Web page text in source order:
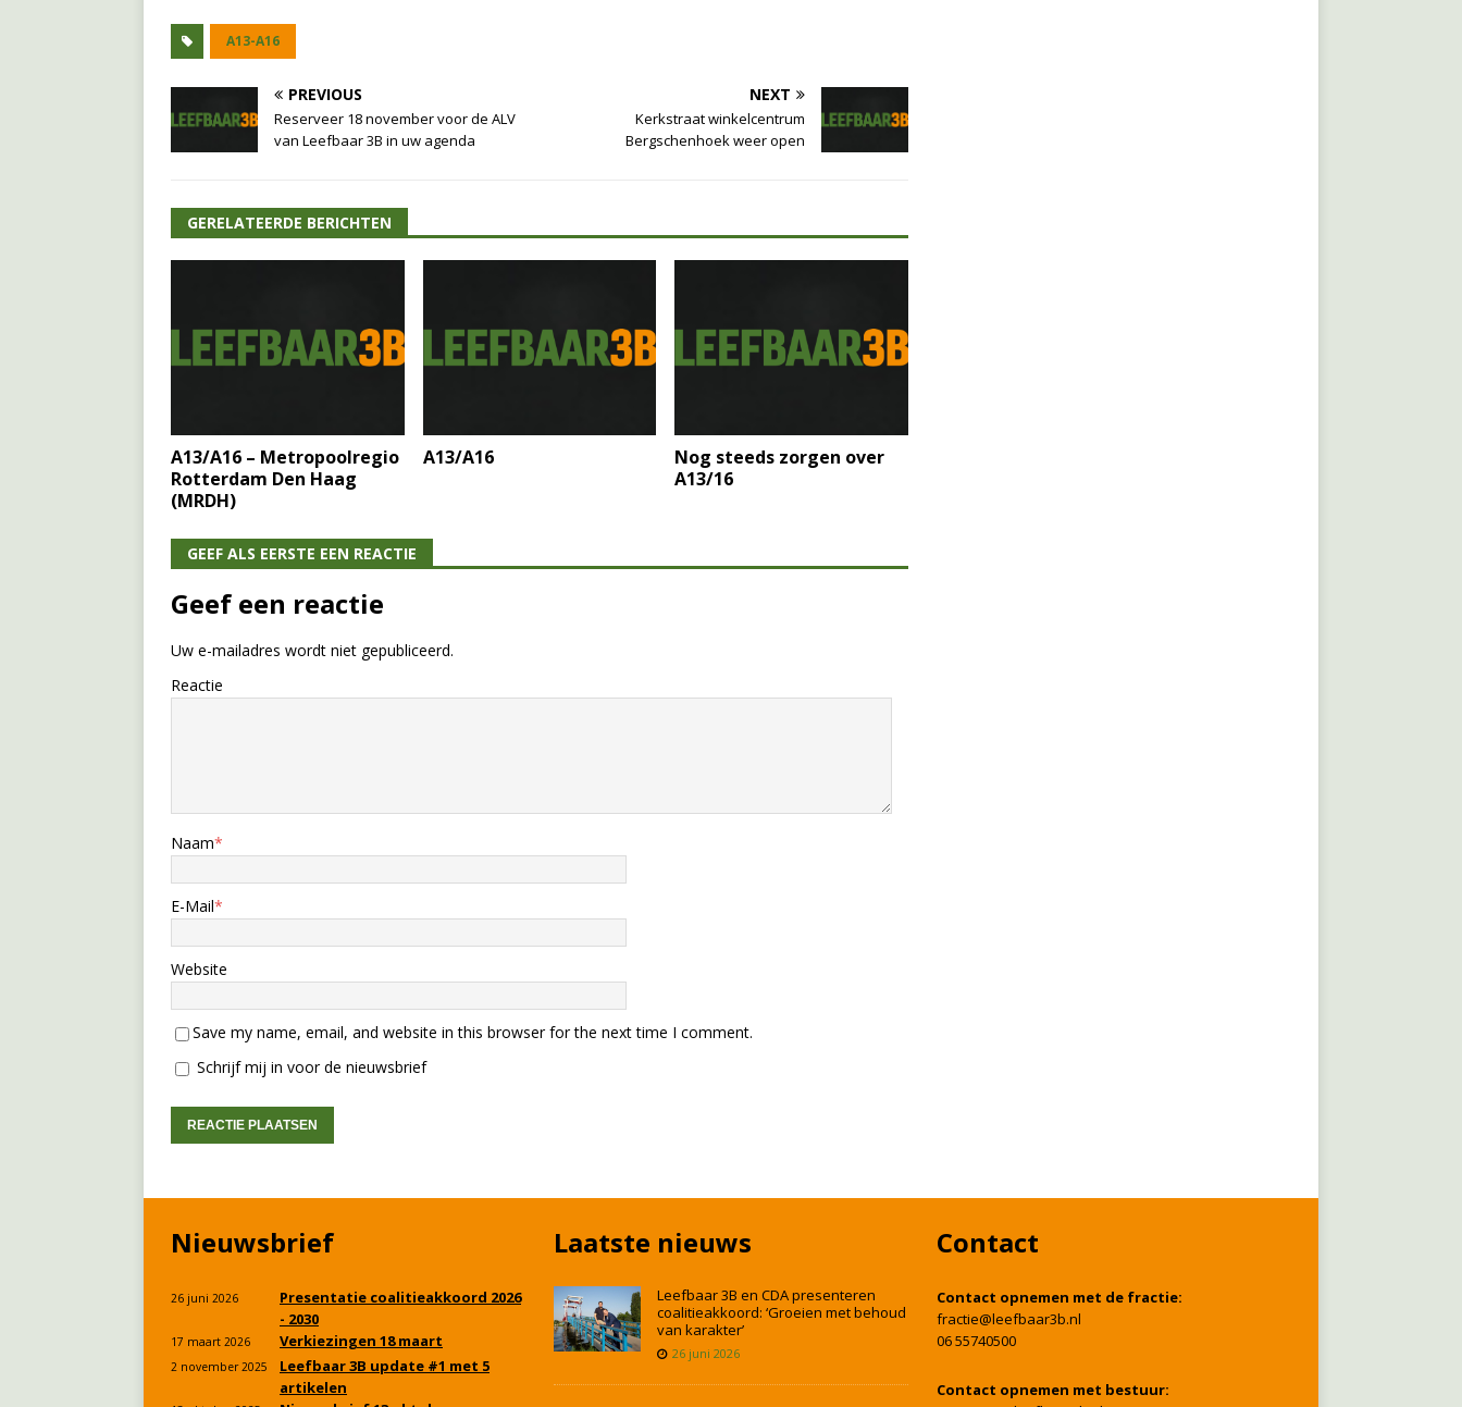
A13-A16
PREVIOUS
Reserveer 18 november voor de ALV
van Leefbaar 3B in uw agenda
NEXT
Kerkstraat winkelcentrum
Bergschenhoek weer open
GERELATEERDE BERICHTEN
A13/A16 – Metropoolregio
Rotterdam Den Haag
(MRDH)
A13/A16
Nog steeds zorgen over
A13/16
GEEF ALS EERSTE EEN REACTIE
Geef een reactie
Uw e-mailadres wordt niet gepubliceerd.
Reactie
Naam*
E-Mail*
Website
Save my name, email, and website in this browser for the next time I comment.
Schrijf mij in voor de nieuwsbrief
Nieuwsbrief
26 juni 2026
Presentatie coalitieakkoord 2026
- 2030
17 maart 2026 Verkiezingen 18 maart
2 november 2025
Leefbaar 3B update #1 met 5
artikelen
Laatste nieuws
Leefbaar 3B en CDA presenteren
coalitieakkoord: ‘Groeien met behoud
van karakter’
26 juni 2026
Contact
Contact opnemen met de fractie:
fractie@leefbaar3b.nl
06 55740500
Contact opnemen met bestuur: